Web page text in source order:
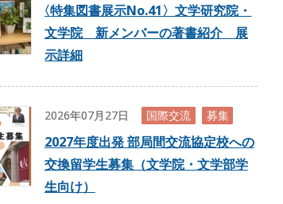
〈特集図書展示No.41〉文学研究院・
文学院 新メンバーの著書紹介 展
示詳細
2026年07月27日 国際交流 募集
2027年度出発 部局間交流協定校への
交換留学生募集（文学院・文学部学
生向け）